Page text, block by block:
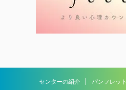
センターの紹介 パンフレット